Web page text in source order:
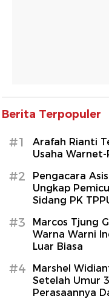
Berita Terpopuler
#1
Arafah Rianti
Usaha Warnet-
#2
Pengacara
Ungkap
Sidang PK
#3
Marcos Tjung
Warna Warni
Luar Biasa
#4
Marshel
Setelah Umur
Perasaannya